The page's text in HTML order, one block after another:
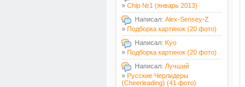
» Chip №1 (январь 2013)
Написал: Alex-Sensey-Z
» Подборка картинок (20 фото)
Написал: Kyo
» Подборка картинок (20 фото)
Написал: Лучший
» Русские Черлидеры
(Cheerleading) (41 фото)